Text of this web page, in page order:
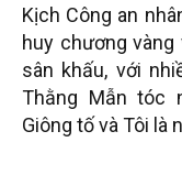
Kịch Công an
huy chương vàng
sân khấu, với
Thằng Mẫn tóc
Giông tố và Tôi là